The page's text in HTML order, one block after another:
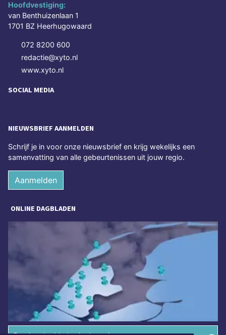
Hoofdvestiging:
van Benthuizenlaan 1
1701 BZ Heerhugowaard
072 8200 600
redactie@xyto.nl
www.xyto.nl
SOCIAL MEDIA
NIEUWSBRIEF AANMELDEN
Schrijf je in voor onze nieuwsbrief en krijg wekelijks een
samenvatting van alle gebeurtenissen uit jouw regio.
Aanmelden
ONLINE DAGBLADEN